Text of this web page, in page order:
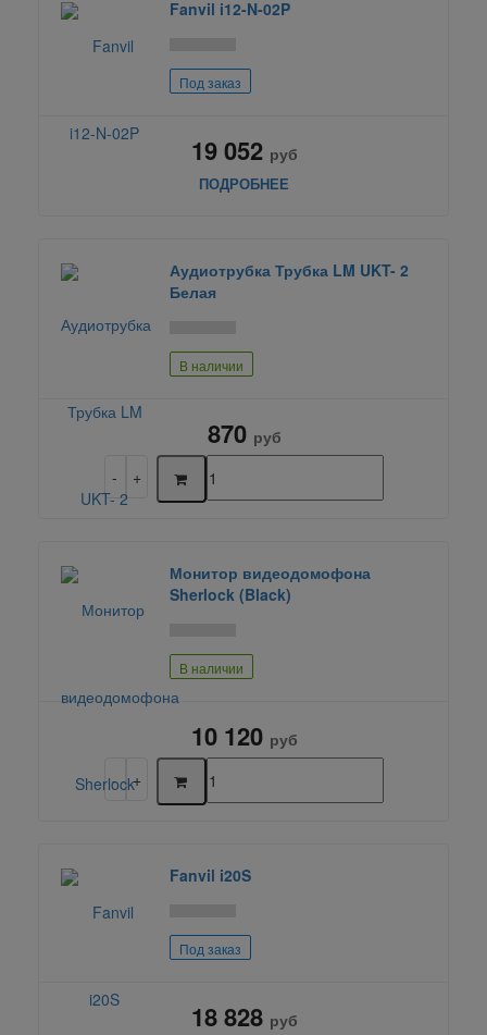
Fanvil i12-N-02P
Под заказ
19 052 руб
ПОДРОБНЕЕ
Аудиотрубка Трубка LM UKT- 2
Белая
В наличии
870 руб
Монитор видеодомофона
Sherlock (Black)
В наличии
10 120 руб
Fanvil i20S
Под заказ
18 828 руб